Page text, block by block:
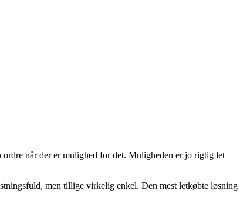
når der er mulighed for det. Muligheden er jo rigtig let
men tillige virkelig enkel. Den mest letkøbte løsning